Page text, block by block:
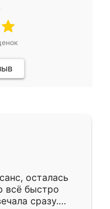
осталась
всё быстро
сразу.